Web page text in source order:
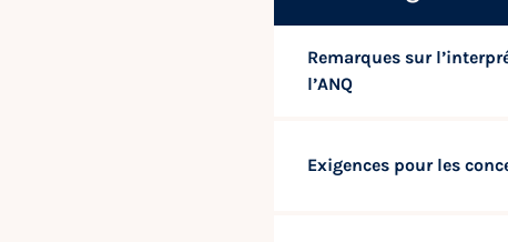
Remarques sur
l’ANQ
Exigences pour les